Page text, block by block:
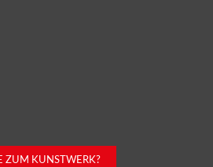
ZUM KUNSTWERK?